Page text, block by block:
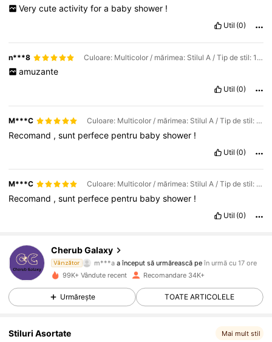
Very cute activity for a baby shower !
Util (0)
n***8 Culoare: Multicolor / mărimea: Stilul A / Tip de stil: 10 buc
amuzante
Util (0)
M***C Culoare: Multicolor / mărimea: Stilul A / Tip de stil: 20 buc
Recomand ,sunt perfece pentru babyshower !
Util (0)
M***C Culoare: Multicolor / mărimea: Stilul A / Tip de stil: 10 buc
Recomand ,sunt perfece pentru babyshower !
Util (0)
Cherub Galaxy
Vânzător
m***a a început să urmărească pe
3***0navighează
4,85
4.4K Urmăritori
99K+ Vândute recent Recomandare 34K+
Urmărește TOATE ARTICOLELE
Stiluri Asortate Mai mult stil